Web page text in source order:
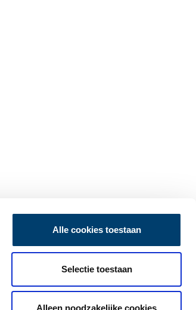
Alle cookies toestaan
Selectie toestaan
Alleen noodzakelijke cookies